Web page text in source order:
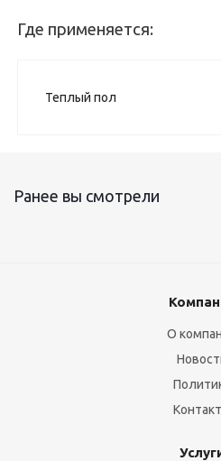
Где применяется:
Теплый пол
Ранее вы смотрели
О